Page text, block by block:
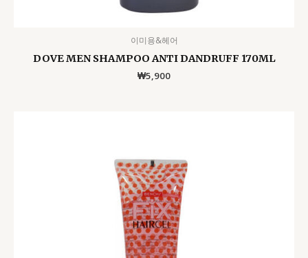
이미용&헤어
DOVE MEN SHAMPOO ANTI DANDRUFF 170ML
₩5,900